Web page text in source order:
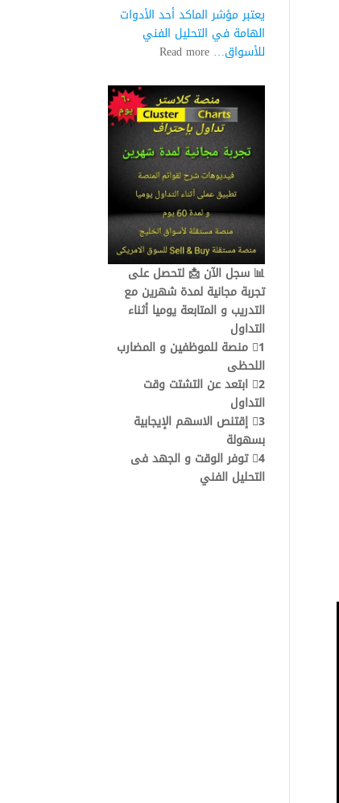
يعتبر مؤشر الماكد أحد الأدوات
الهامة في التحليل الفني
للأسواق…Read more
:
مؤشر
الماكد
في
التداول
|
شرح
مبسط
📊 سجل الآن 📩 لتحصل على
تجربة مجانية لمدة شهرين مع
التدريب و المتابعة يوميا أثناء
التداول
1⃣ منصة للموظفين و المضارب
اللحظى
2⃣ ابتعد عن التشتت وقت
التداول
3⃣ إقتنص الاسهم الإيجابية
بسهولة
4⃣ توفر الوقت و الجهد فى
التحليل الفني